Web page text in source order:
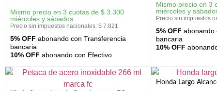
Mismo precio en 3 cuotas de $ 3.300
miércoles y sábados
Precio sin impuestos nacionales: $ 7.821
5% OFF abonando con Transferencia
bancaria
10% OFF abonando con Efectivo
Mismo precio en 3
miércoles y
Precio sin impuestos
5% OFF abonando
bancaria
10% OFF
Honda Largo